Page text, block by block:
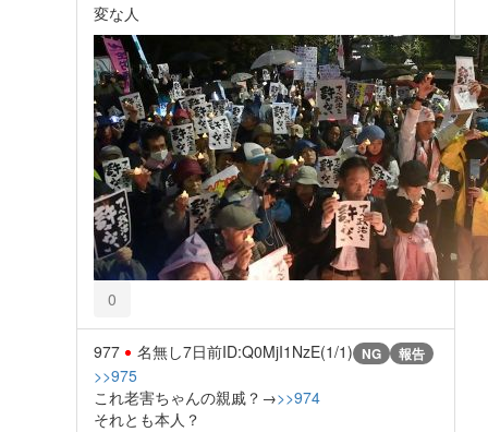
変な人
0
977 名無し7日前ID:Q0MjI1NzE(1/1) NG 報告
>>975
これ老害ちゃんの親戚？→>>974
それとも本人？